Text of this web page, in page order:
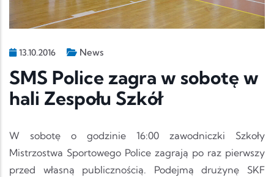
13.10.2016 News
SMS Police zagra w sobotę w
hali Zespołu Szkół
W sobotę o godzinie 16:00 zawodniczki Szkoły
Mistrzostwa Sportowego Police zagrają po raz pierwszy
przed własną publicznością. Podejmą drużynę SKF